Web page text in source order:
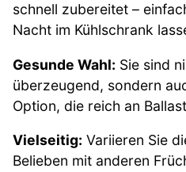
schnell zubereitet –
Nacht im Kühlschrank
Gesunde Wahl: Sie sind
überzeugend, sondern
Option, die reich an
Vielseitig: Variieren Sie
Belieben mit anderen